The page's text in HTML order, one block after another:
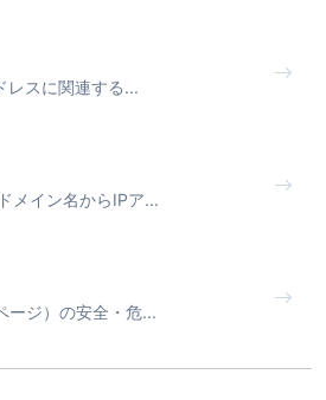
レスに関連する...
メイン名からIPア...
ージ）の安全・危...